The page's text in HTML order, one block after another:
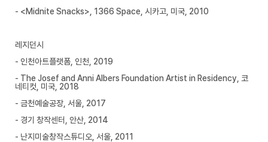
- <Midnite Snacks>, 1366 Space, 시카고, 미국, 2010
레지던시
- 인천아트플랫폼, 인천, 2019
- The Josef and Anni Albers Foundation Artist in Residency, 코
네티컷, 미국, 2018
- 금천예술공장, 서울, 2017
- 경기 창작센터, 안산, 2014
- 난지미술창작스튜디오, 서울, 2011